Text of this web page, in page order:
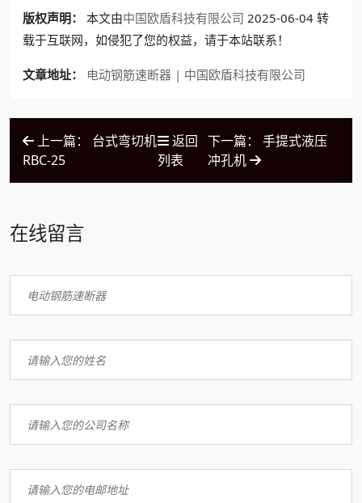
版权声明： 本文由中国欧盾科技有限公司 2025-06-04 转
载于互联网，如侵犯了您的权益，请于本站联系！
文章地址： 电动钢筋速断器 | 中国欧盾科技有限公司
上一篇： 台式弯切机
RBC-25
返回
列表
下一篇： 手提式液压
冲孔机
在线留言